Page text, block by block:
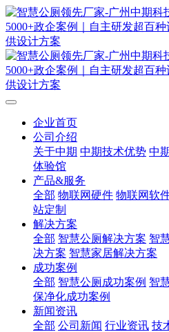
企业首页
公司介绍
关于中期 中期技术优势 中
体验馆
产品&服务
全部 物联网硬件 物联网软
站定制
解决方案
全部 智慧公厕解决方案 智
决方案 智慧家居解决方案
成功案例
全部 智慧公厕成功案例 智
保净化成功案例
新闻资讯
全部 公司新闻 行业资讯 技